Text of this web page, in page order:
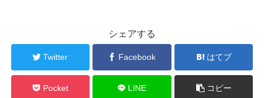
シェアする
Twitter Facebook はてブ
Pocket LINE コピー